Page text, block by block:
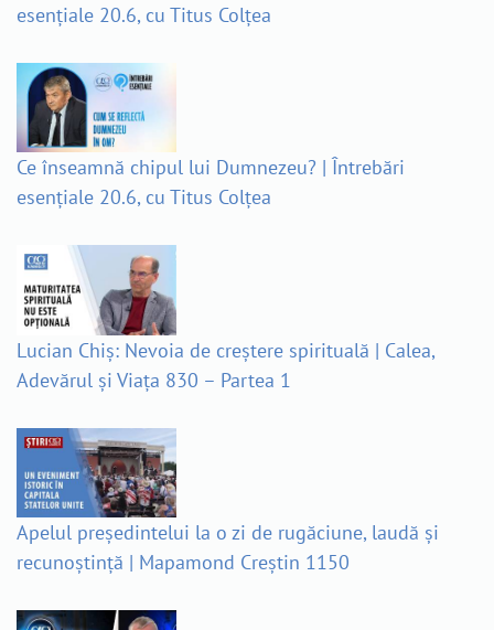
esențiale 20.6, cu Titus Colțea
Ce înseamnă chipul lui Dumnezeu? | Întrebări
esențiale 20.6, cu Titus Colțea
Lucian Chiș: Nevoia de creștere spirituală | Calea,
Adevărul și Viața 830 – Partea 1
Apelul președintelui la o zi de rugăciune, laudă și
recunoștință | Mapamond Creștin 1150